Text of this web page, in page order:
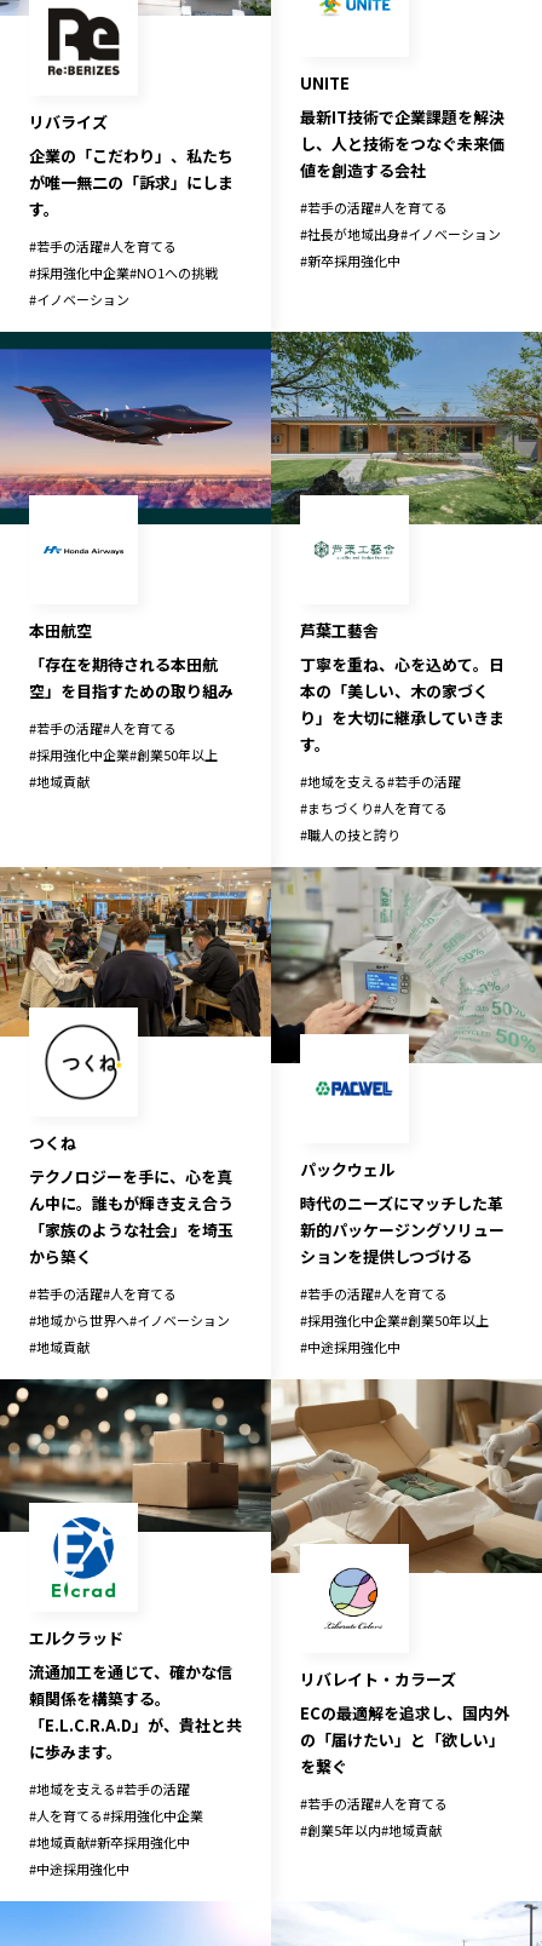
プレスリリース
行政連携記事
MILCプロジェクト
SDGsの先駆者
イベント
飲食店
地域豆知識
ニッポンの百選大全集
「人」から探す
記事ライター アンバサダー
お問い合わせ 会社概要
リバライズ
企業の「こだわり」、私たち
が唯一無二の「訴求」にしま
す。
#若手の活躍#人を育てる
#採用強化中企業#NO1への挑戦
#イノベーション
UNITE
最新IT技術で企業課題を解決
し、人と技術をつなぐ未来価
値を創造する会社
#若手の活躍#人を育てる
#社長が地域出身#イノベーション
#新卒採用強化中
本田航空
「存在を期待される本田航
空」を目指すための取り組み
#若手の活躍#人を育てる
#採用強化中企業#創業50年以上
#地域貢献
芦葉工藝舎
丁寧を重ね、心を込めて。日
本の「美しい、木の家づく
り」を大切に継承していきま
す。
#地域を支える#若手の活躍
#まちづくり#人を育てる
#職人の技と誇り
つくね
テクノロジーを手に、心を真
ん中に。誰もが輝き支え合う
「家族のような社会」を埼玉
から築く
#若手の活躍#人を育てる
#地域から世界へ#イノベーション
#地域貢献
パックウェル
時代のニーズにマッチした革
新的パッケージングソリュー
ションを提供しつづける
#若手の活躍#人を育てる
#採用強化中企業#創業50年以上
#中途採用強化中
エルクラッド
流通加工を通じて、確かな信
頼関係を構築する。
「E.L.C.R.A.D」が、貴社と共
に歩みます。
#地域を支える#若手の活躍
#人を育てる#採用強化中企業
#地域貢献#新卒採用強化中
#中途採用強化中
リバレイト・カラーズ
ECの最適解を追求し、国内外
の「届けたい」と「欲しい」
を繋ぐ
#若手の活躍#人を育てる
#創業5年以内#地域貢献